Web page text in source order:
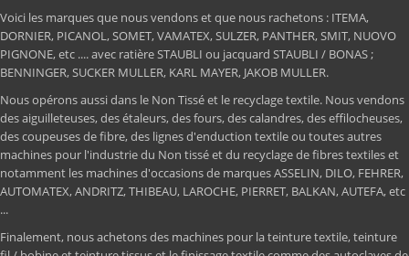
Voici les marques que nous vendons et que nous rachetons : ITEMA,
DORNIER, PICANOL, SOMET, VAMATEX, SULZER, PANTHER, SMIT, NUOVO
PIGNONE, etc .... avec ratière STAUBLI ou jacquard STAUBLI / BONAS ;
BENNINGER, SUCKER MULLER, KARL MAYER, JAKOB MULLER.
Nous opérons aussi dans le Non Tissé et le recyclage textile. Nous vendons
des aiguilleteuses, des étaleurs, des fours, des calandres, des effilocheuses,
des coupeuses de fibre, des lignes d'enduction textile ou toutes autres
machines pour l'industrie du Non tissé et du recyclage de fibres textiles et
notamment les machines d'occasions de marques ASSELIN, DILO, FEHRER,
AUTOMATEX, ANDRITZ, THIBEAU, LAROCHE, PIERRET, BALKAN, AUTEFA, etc
...
Finalement, nous achetons des machines pour la teinture textile, teinture